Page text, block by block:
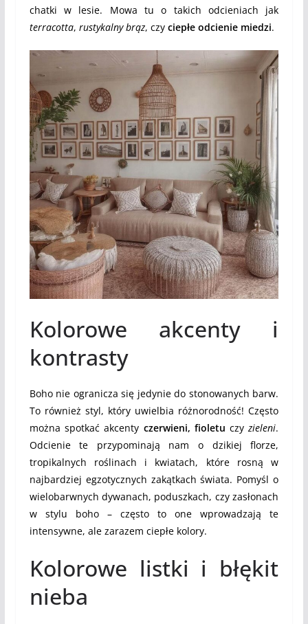
chatki w lesie. Mowa tu o takich odcieniach jak
terracotta, rustykalny brąz, czy ciepłe odcienie miedzi.
Kolorowe akcenty i
kontrasty
Boho nie ogranicza się jedynie do stonowanych barw.
To również styl, który uwielbia różnorodność! Często
można spotkać akcenty czerwieni, fioletu czyzieleni.
Odcienie te przypominają nam o dzikiej florze,
tropikalnych roślinach i kwiatach, które rosną w
najbardziej egzotycznych zakątkach świata. Pomyśl o
wielobarwnych dywanach, poduszkach, czy zasłonach
w stylu boho – często to one wprowadzają te
intensywne, ale zarazem ciepłe kolory.
Kolorowe listki i błękit
nieba